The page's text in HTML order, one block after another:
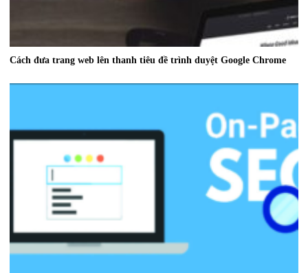
Cách đưa trang web lên thanh tiêu đề trình duyệt Google Chrome